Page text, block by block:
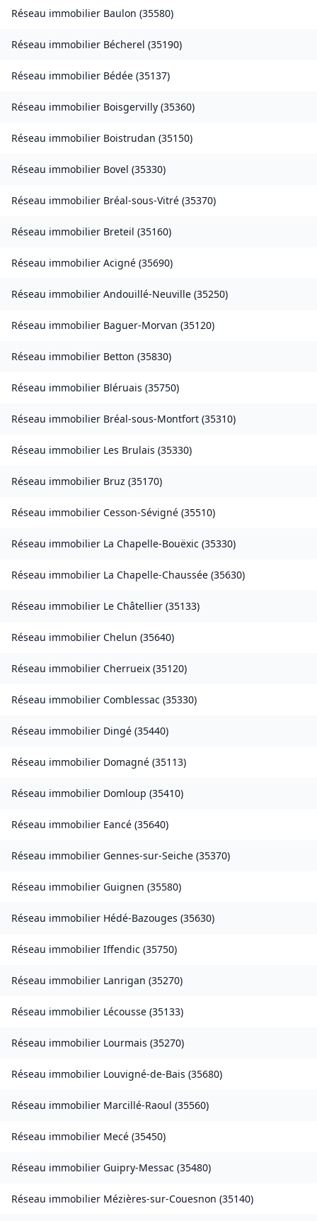
Réseau immobilier Baulon (35580)
Réseau immobilier Bécherel (35190)
Réseau immobilier Bédée (35137)
Réseau immobilier Boisgervilly (35360)
Réseau immobilier Boistrudan (35150)
Réseau immobilier Bovel (35330)
Réseau immobilier Bréal-sous-Vitré (35370)
Réseau immobilier Breteil (35160)
Réseau immobilier Acigné (35690)
Réseau immobilier Andouillé-Neuville (35250)
Réseau immobilier Baguer-Morvan (35120)
Réseau immobilier Betton (35830)
Réseau immobilier Bléruais (35750)
Réseau immobilier Bréal-sous-Montfort (35310)
Réseau immobilier Les Brulais (35330)
Réseau immobilier Bruz (35170)
Réseau immobilier Cesson-Sévigné (35510)
Réseau immobilier La Chapelle-Bouëxic (35330)
Réseau immobilier La Chapelle-Chaussée (35630)
Réseau immobilier Le Châtellier (35133)
Réseau immobilier Chelun (35640)
Réseau immobilier Cherrueix (35120)
Réseau immobilier Comblessac (35330)
Réseau immobilier Dingé (35440)
Réseau immobilier Domagné (35113)
Réseau immobilier Domloup (35410)
Réseau immobilier Eancé (35640)
Réseau immobilier Gennes-sur-Seiche (35370)
Réseau immobilier Guignen (35580)
Réseau immobilier Hédé-Bazouges (35630)
Réseau immobilier Iffendic (35750)
Réseau immobilier Lanrigan (35270)
Réseau immobilier Lécousse (35133)
Réseau immobilier Lourmais (35270)
Réseau immobilier Louvigné-de-Bais (35680)
Réseau immobilier Marcillé-Raoul (35560)
Réseau immobilier Mecé (35450)
Réseau immobilier Guipry-Messac (35480)
Réseau immobilier Mézières-sur-Couesnon (35140)